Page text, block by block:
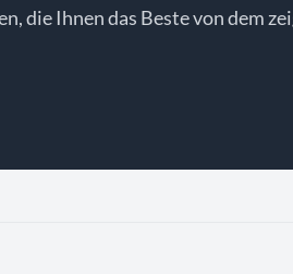
die Ihnen das Beste von dem